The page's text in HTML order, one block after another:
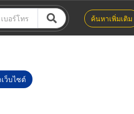
ค้นหาเพิ่มเติม
ว็บไซต์